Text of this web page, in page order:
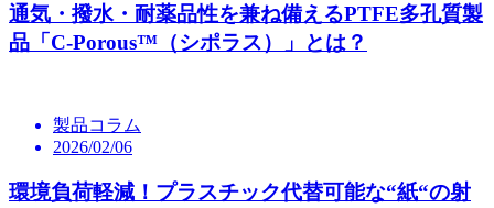
通気・撥水・耐薬品性を兼ね備えるPTFE多孔質製
品「C-Porous™（シポラス）」とは？
製品コラム
2026/02/06
環境負荷軽減！プラスチック代替可能な“紙“の射